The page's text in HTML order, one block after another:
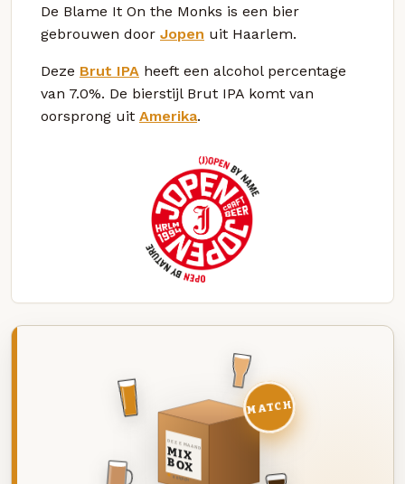
De Blame It On the Monks is een bier
gebrouwen door Jopen uit Haarlem.
Deze Brut IPA heeft een alcohol percentage
van 7.0%. De bierstijl Brut IPA komt van
oorsprong uit Amerika.
DEZE MAAND
MIX
BOX
8 BIEREN
MATCH